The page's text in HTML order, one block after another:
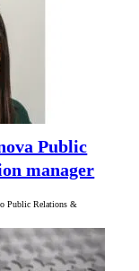
Public
manager
Public Relations &